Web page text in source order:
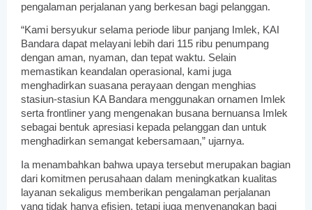
pengalaman perjalanan yang berkesan bagi pelanggan.
“Kami bersyukur selama periode libur panjang Imlek, KAI
Bandara dapat melayani lebih dari 115 ribu penumpang
dengan aman, nyaman, dan tepat waktu. Selain
memastikan keandalan operasional, kami juga
menghadirkan suasana perayaan dengan menghias
stasiun-stasiun KA Bandara menggunakan ornamen Imlek
serta frontliner yang mengenakan busana bernuansa Imlek
sebagai bentuk apresiasi kepada pelanggan dan untuk
menghadirkan semangat kebersamaan,” ujarnya.
Ia menambahkan bahwa upaya tersebut merupakan bagian
dari komitmen perusahaan dalam meningkatkan kualitas
layanan sekaligus memberikan pengalaman perjalanan
yang tidak hanya efisien, tetapi juga menyenangkan bagi